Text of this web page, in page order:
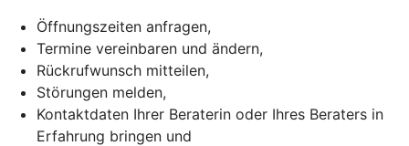
Öffnungszeiten anfragen,
Termine vereinbaren und ändern,
Rückrufwunsch mitteilen,
Störungen melden,
Kontaktdaten Ihrer Beraterin oder Ihres Beraters in
Erfahrung bringen und